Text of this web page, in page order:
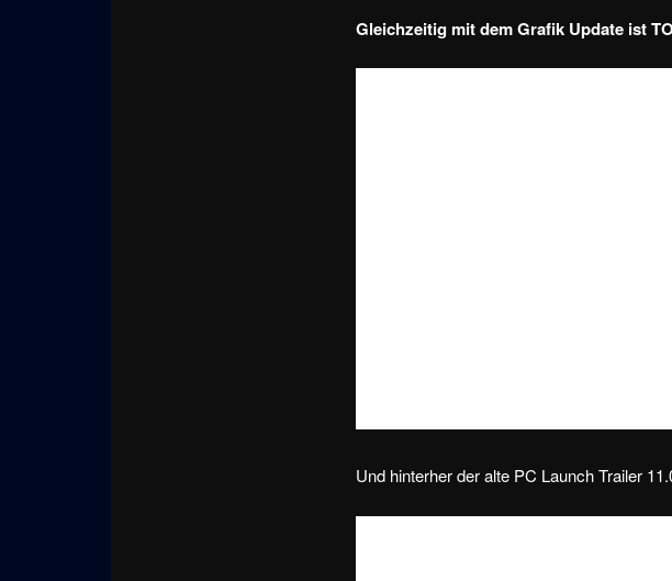
Gleichzeitig mit dem Grafik Update ist
Und hinterher der alte PC Launch Trailer